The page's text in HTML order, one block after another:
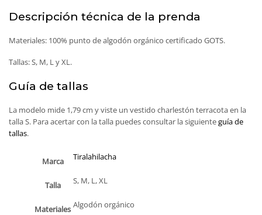
Descripción técnica de la prenda
Materiales: 100% punto de algodón orgánico certificado GOTS.
Tallas: S, M, L y XL.
Guía de tallas
La modelo mide 1,79 cm y viste un vestido charlestón terracota en la
talla S. Para acertar con la talla puedes consultar la siguienteguía de
tallas.
Marca Tiralahilacha
Talla S, M, L, XL
Materiales Algodón orgánico